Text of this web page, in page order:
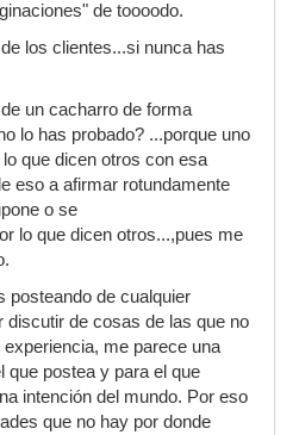
de toooodo.
los clientes...si nunca has
un cacharro de forma
lo has probado? ...porque uno
que dicen otros con esa
eso a afirmar rotundamente
o se
lo que dicen otros...,pues me
posteando de cualquier
discutir de cosas de las que no
me parece una
que postea y para el que
intención del mundo. Por eso
que no hay por donde